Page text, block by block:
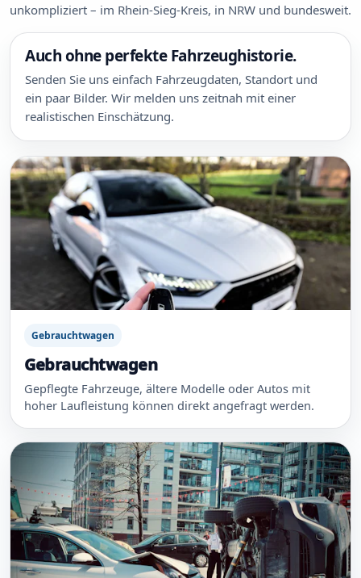
unkompliziert – im Rhein-Sieg-Kreis, in NRW und bundesweit.
Auch ohne perfekte Fahrzeughistorie.
Senden Sie uns einfach Fahrzeugdaten, Standort und
ein paar Bilder. Wir melden uns zeitnah mit einer
realistischen Einschätzung.
Gebrauchtwagen
Gebrauchtwagen
Gepflegte Fahrzeuge, ältere Modelle oder Autos mit
hoher Laufleistung können direkt angefragt werden.